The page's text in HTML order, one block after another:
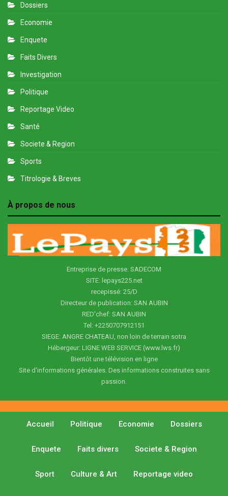
Dossiers
Economie
Enquete
Faits Divers
Investigation
Politique
Reportage Video
Santé
Societe & Region
Sports
Titrologie & Breves
À propos de nous
Entreprise de presse: SADECOM
SITE: lepays225.net
recepissé: 25/D
Directeur de publication: SAN AUBIN
RED'chef: SAN AUBIN
Tel: +2250707912151
SIEGE: ANGRE CHATEAU, non loin de terrain sotra
Hébergeur: LIGNE WEB SERVICE (www.lws.fr)
Bientôt une télévision en ligne
Site d'informations générales. Des informations construites sans
passion.
Accueil Politique Economie Dossiers
Enquete Faits divers Societe & Region
Sport Culture & Art Reportage video